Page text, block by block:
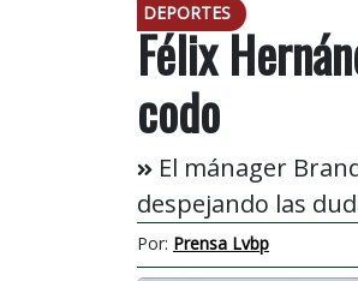
DEPORTES
Félix
codo
El mánager
despejando las
Por: Prensa Lvbp